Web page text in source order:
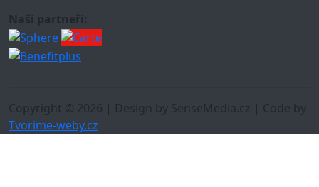
Naši partneři:
Copyright © 2026 | Design by SenseMedia.cz | Code by
Tvorime-weby.cz